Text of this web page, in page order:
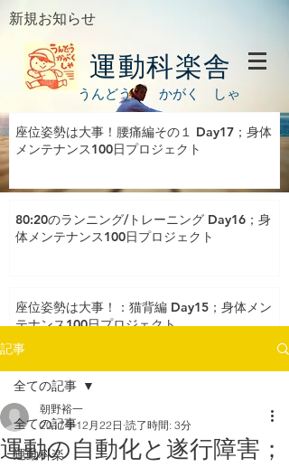
新規お知らせ
運動科楽舎
うんどう かがく しゃ
座位姿勢は大事！腰痛編その１ Day17；身体
メンテナンス100日プロジェクト
80:20のランニング/トレーニング Day16；身
体メンテナンス100日プロジェクト
座位姿勢は大事！：猫背編 Day15；身体メン
テナンス100日プロジェクト
記事
全ての記事
運動科楽
全ての記事
運動の自動化と遂行障害；
朝野裕一
2017年12月22日 読了時間: 3分